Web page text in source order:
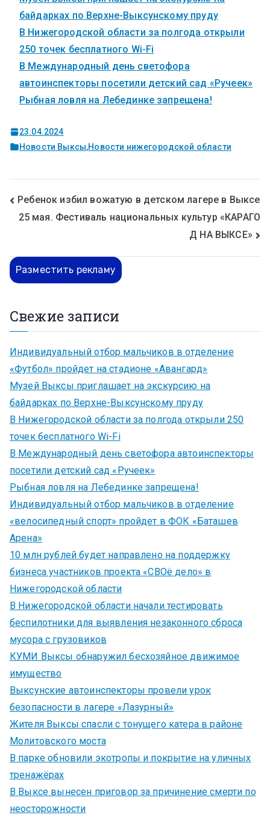
байдарках по Верхне-Выксунскому пруду
В Нижегородской области за полгода открыли
250 точек бесплатного Wi-Fi
В Международный день светофора
автоинспекторы посетили детский сад «Ручеек»
Рыбная ловля на Лебединке запрещена!
23.04.2024
Новости Выксы,Новости нижегородской области
Ребенок избил вожатую в детском лагере в Выксе
25 мая. Фестиваль национальных культур «КАРАГО
Д НА ВЫКСЕ»
Разместить рекламу
Свежие записи
Индивидуальный отбор мальчиков в отделение
«Футбол» пройдет на стадионе «Авангард»
Музей Выксы приглашает на экскурсию на
байдарках по Верхне-Выксунскому пруду
В Нижегородской области за полгода открыли 250
точек бесплатного Wi-Fi
В Международный день светофора автоинспекторы
посетили детский сад «Ручеек»
Рыбная ловля на Лебединке запрещена!
Индивидуальный отбор мальчиков в отделение
«велосипедный спорт» пройдет в ФОК «Баташев
Арена»
10 млн рублей будет направлено на поддержку
бизнеса участников проекта «СВОё дело» в
Нижегородской области
В Нижегородской области начали тестировать
беспилотники для выявления незаконного сброса
мусора с грузовиков
КУМИ Выксы обнаружил бесхозяйное движимое
имущество
Выксунские автоинспекторы провели урок
безопасности в лагере «Лазурный»
Жителя Выксы спасли с тонущего катера в районе
Молитовского моста
В парке обновили экотропы и покрытие на уличных
тренажёрах
В Выксе вынесен приговор за причинение смерти по
неосторожности